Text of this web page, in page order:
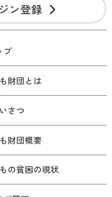
ン登録
プ
財団とは
さつ
財団概要
の貧困の現状